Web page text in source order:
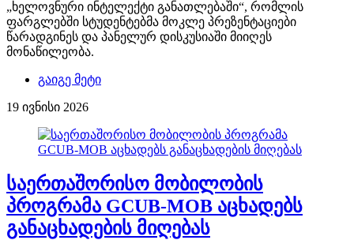
„ხელოვნური ინტელექტი განათლებაში“, რომლის
ფარგლებში სტუდენტებმა მოკლე პრეზენტაციები
წარადგინეს და პანელურ დისკუსიაში მიიღეს
მონაწილეობა.
გაიგე მეტი
19 ივნისი 2026
საერთაშორისო მობილობის
პროგრამა GCUB-MOB აცხადებს
განაცხადების მიღებას